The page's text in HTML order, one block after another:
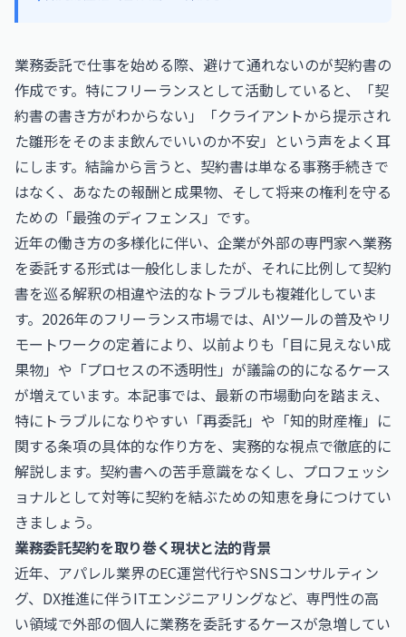
業務委託で仕事を始める際、避けて通れないのが契約書の
作成です。特にフリーランスとして活動していると、「契
約書の書き方がわからない」「クライアントから提示され
た雛形をそのまま飲んでいいのか不安」という声をよく耳
にします。結論から言うと、契約書は単なる事務手続きで
はなく、あなたの報酬と成果物、そして将来の権利を守る
ための「最強のディフェンス」です。
近年の働き方の多様化に伴い、企業が外部の専門家へ業務
を委託する形式は一般化しましたが、それに比例して契約
書を巡る解釈の相違や法的なトラブルも複雑化していま
す。2026年のフリーランス市場では、AIツールの普及やリ
モートワークの定着により、以前よりも「目に見えない成
果物」や「プロセスの不透明性」が議論の的になるケース
が増えています。本記事では、最新の市場動向を踏まえ、
特にトラブルになりやすい「再委託」や「知的財産権」に
関する条項の具体的な作り方を、実務的な視点で徹底的に
解説します。契約書への苦手意識をなくし、プロフェッシ
ョナルとして対等に契約を結ぶための知恵を身につけてい
きましょう。
業務委託契約を取り巻く現状と法的背景
近年、アパレル業界のEC運営代行やSNSコンサルティン
グ、DX推進に伴うITエンジニアリングなど、専門性の高
い領域で外部の個人に業務を委託するケースが急増してい